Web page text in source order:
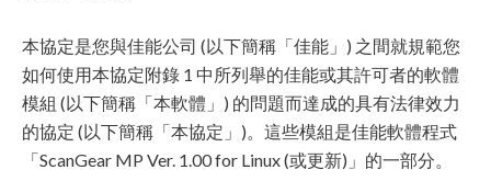
本協定是您與佳能公司 (以下簡稱「佳能」) 之間就規範您
如何使用本協定附錄 1 中所列舉的佳能或其許可者的軟體
模組 (以下簡稱「本軟體」) 的問題而達成的具有法律效力
的協定 (以下簡稱「本協定」)。這些模組是佳能軟體程式
「ScanGear MP Ver. 1.00 for Linux (或更新)」的一部分。